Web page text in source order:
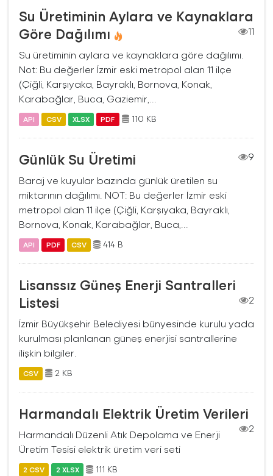
Su Üretiminin Aylara ve Kaynaklara
Göre Dağılımı
11
Su üretiminin aylara ve kaynaklara göre dağılımı.
Not: Bu değerler İzmir eski metropol alan 11 ilçe
(Çiğli, Karşıyaka, Bayraklı, Bornova, Konak,
Karabağlar, Buca, Gaziemir,...
API CSV XLSX PDF 110 KB
Günlük Su Üretimi
9
Baraj ve kuyular bazında günlük üretilen su
miktarının dağılımı. NOT: Bu değerler İzmir eski
metropol alan 11 ilçe (Çiğli, Karşıyaka, Bayraklı,
Bornova, Konak, Karabağlar, Buca,...
API PDF CSV 414 B
Lisanssız Güneş Enerji Santralleri
Listesi
2
İzmir Büyükşehir Belediyesi bünyesinde kurulu yada
kurulması planlanan güneş enerjisi santrallerine
ilişkin bilgiler.
CSV 2 KB
Harmandalı Elektrik Üretim Verileri
2
Harmandalı Düzenli Atık Depolama ve Enerji
Üretim Tesisi elektrik üretim veri seti
2 CSV 2 XLSX 111 KB